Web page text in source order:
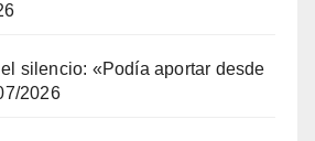
silencio: «Podía aportar desde
2026